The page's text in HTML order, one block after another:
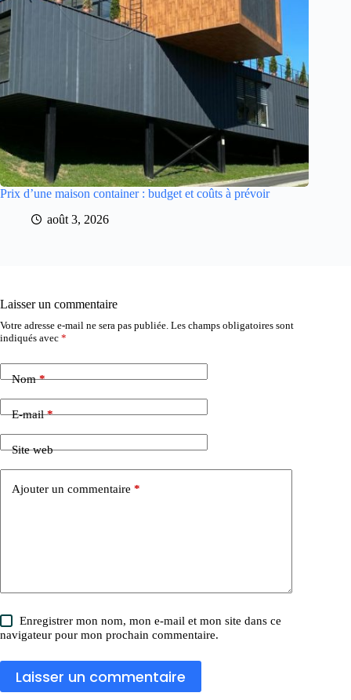
Prix d’une maison container : budget et coûts à prévoir
août 3, 2026
Laisser un commentaire
Votre adresse e-mail ne sera pas publiée. Les champs obligatoires sont
indiqués avec *
Nom*
E-mail*
Site web
Ajouter un commentaire *
Enregistrer mon nom, mon e-mail et mon site dans ce
navigateur pour mon prochain commentaire.
Laisser un commentaire